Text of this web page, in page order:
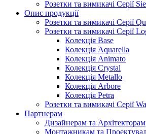
Розетки та вимикачі Серії
Опис продукції
Розетки та вимикачі Серії
Розетки та вимикачі Серії
Колекція Base
Колекція Aquarella
Колекція Animato
Колекція Crystal
Колекція Metallo
Колекція Arbore
Колекція Petra
Розетки та вимикачі Серії
Партнерам
Дизайнерам та Архітекторам
Монтажникам та